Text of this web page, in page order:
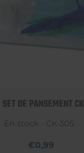
SET DE PANSEMENT CK
En stock - CK-305
€0,99